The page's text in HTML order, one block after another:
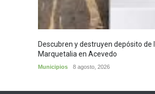
Descubren y destruyen depósito de
Marquetalia en Acevedo
Municipios 8 agosto, 2026